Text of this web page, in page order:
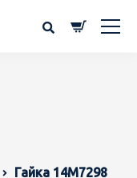
Гайка 14M7298